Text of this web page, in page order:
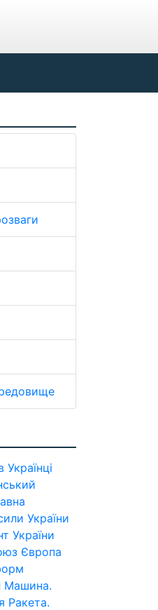
Українці
України
України
Європа
Машина.
Ракета.